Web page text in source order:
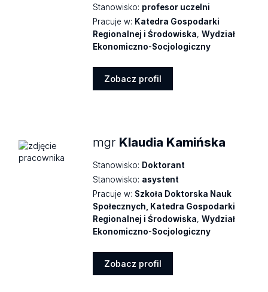
Stanowisko: profesor uczelni
Pracuje w: Katedra Gospodarki
Regionalnej i Środowiska,Wydział
Ekonomiczno-Socjologiczny
Zobacz profil
mgr Klaudia Kamińska
Stanowisko: Doktorant
Stanowisko: asystent
Pracuje w: Szkoła Doktorska Nauk
Społecznych, Katedra Gospodarki
Regionalnej i Środowiska,Wydział
Ekonomiczno-Socjologiczny
Zobacz profil